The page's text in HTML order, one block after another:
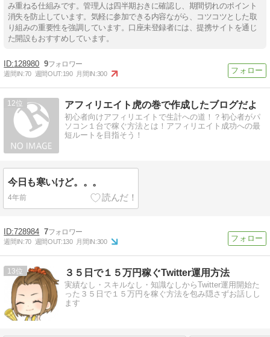
み重ねる仕組みです。管理人は四半期おきに確認し、期間切れのポイント
消失を防止しています。気軽に参加できる内容ながら、コツコツとした取
り組みの重要性を強調しています。口座未登録者には、提携サイトを通じ
た開設もおすすめしています。
128980 9
週間IN:70 週間OUT:190 月間IN:300
12 アフィリエイト虎の巻で作成したブログだよ
初心者向けアフィリエイトで生計への道！？初心者がパ
ソコン１台で稼ぐ方法とは！アフィリエイト成功への最
短ルートを目指そう！
今日も寒いけど。。。
4年前
728984 7
週間IN:70 週間OUT:130 月間IN:300
13 ３５日で１５万円稼ぐTwitter運用方法
実績なし・スキルなし・知識なしからTwitter運用開始た
った３５日で１５万円を稼ぐ方法を包み隠さずお話しし
ます